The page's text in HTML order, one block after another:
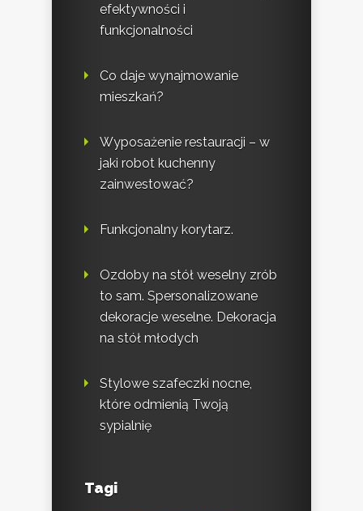
efektywności i
funkcjonalności
Co daje wynajmowanie
mieszkań?
Wyposażenie restauracji – w
jaki robot kuchenny
zainwestować?
Funkcjonalny korytarz.
Ozdoby na stół weselny zrób
to sam. Spersonalizowane
dekoracje weselne. Dekoracja
na stół młodych
Stylowe szafeczki nocne,
które odmienią Twoją
sypialnię
Tagi